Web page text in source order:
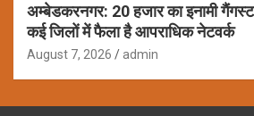
अम्बेडकरनगर: 20 हजार का इनामी
कई जिलों में फैला है आपराधिक नेटवर्क
August 7, 2026 admin